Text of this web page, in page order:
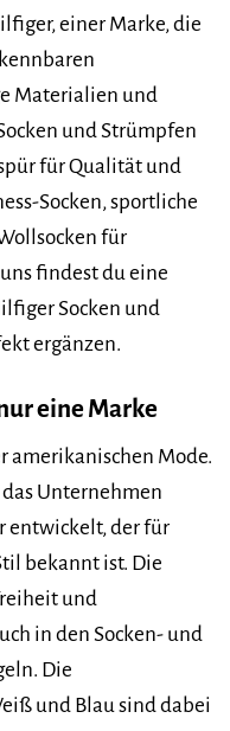
einer Marke, die
Materialien und
und Strümpfen
für Qualität und
Socken, sportliche
für
findest du eine
Socken und
ergänzen.
eine Marke
amerikanischen Mode.
das Unternehmen
entwickelt, der für
bekannt ist. Die
und
in den Socken- und
Die
und Blau sind dabei